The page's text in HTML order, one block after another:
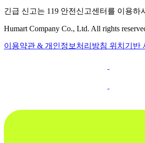
긴급 신고는 119 안전신고센터를 이용하
Humart Company Co., Ltd. All rights
이용약관 & 개인정보처리방침 위치기반